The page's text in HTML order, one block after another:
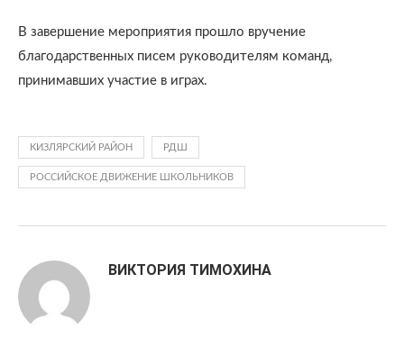
В завершение мероприятия прошло вручение
благодарственных писем руководителям команд,
принимавших участие в играх.
КИЗЛЯРСКИЙ РАЙОН РДШ
РОССИЙСКОЕ ДВИЖЕНИЕ ШКОЛЬНИКОВ
ВИКТОРИЯ ТИМОХИНА